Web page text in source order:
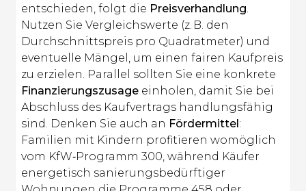
entschieden, folgt die Preisverhandlung.
Nutzen Sie Vergleichswerte (z. B. den
Durchschnittspreis pro Quadratmeter) und
eventuelle Mängel, um einen fairen Kaufpreis
zu erzielen. Parallel sollten Sie eine konkrete
Finanzierungszusage einholen, damit Sie bei
Abschluss des Kaufvertrags handlungsfähig
sind. Denken Sie auch an Fördermittel:
Familien mit Kindern profitieren womöglich
vom KfW‑Programm 300, während Käufer
energetisch sanierungsbedürftiger